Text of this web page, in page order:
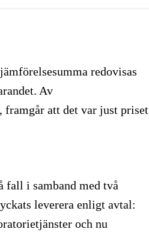
redovisas
Av
att det var just priset
fall i samband med två
leverera enligt avtal:
och nu